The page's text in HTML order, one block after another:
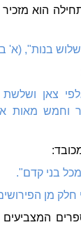
הוא
בנות", (א'
צאן ושלשת
וחמש מאות
בני קדם".
מן
המצביעים